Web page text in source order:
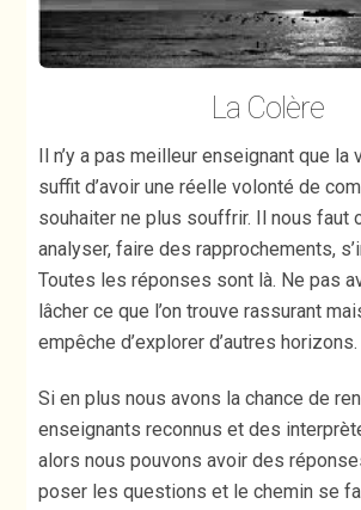
La Colère
Il n’y a pas meilleur enseignant que la
suffit d’avoir une réelle volonté de
souhaiter ne plus souffrir. Il nous faut
analyser, faire des rapprochements,
Toutes les réponses sont là. Ne pas
lâcher ce que l’on trouve rassurant
empêche d’explorer d’autres horizons.
Si en plus nous avons la chance de
enseignants reconnus et des
alors nous pouvons avoir des
poser les questions et le chemin se